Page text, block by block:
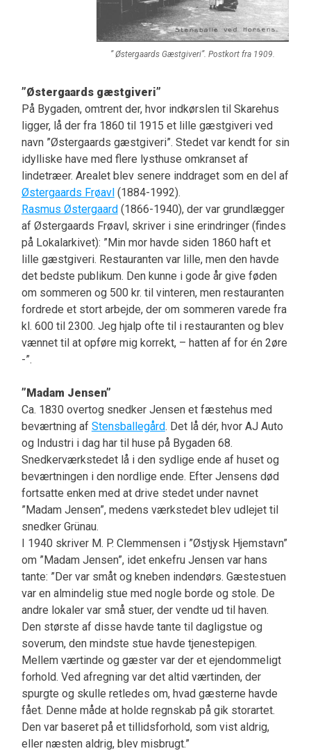
” Østergaards Gæstgiveri”. Postkort fra 1909.
”Østergaards gæstgiveri”
På Bygaden, omtrent der, hvor indkørslen til Skarehus
ligger, lå der fra 1860 til 1915 et lille gæstgiveri ved
navn ”Østergaards gæstgiveri”. Stedet var kendt for sin
idylliske have med flere lysthuse omkranset af
lindetræer. Arealet blev senere inddraget som en del af
Østergaards Frøavl(1884-1992).
Rasmus Østergaard(1866-1940), der var grundlægger
af Østergaards Frøavl, skriver i sine erindringer (findes
på Lokalarkivet): ”Min mor havde siden 1860 haft et
lille gæstgiveri. Restauranten var lille, men den havde
det bedste publikum. Den kunne i gode år give føden
om sommeren og 500 kr. til vinteren, men restauranten
fordrede et stort arbejde, der om sommeren varede fra
kl. 600 til 2300. Jeg hjalp ofte til i restauranten og blev
vænnet til at opføre mig korrekt, – hatten af for én 2øre
-”.
”Madam Jensen”
Ca. 1830 overtog snedker Jensen et fæstehus med
beværtning af Stensballegård. Det lå dér, hvor AJ Auto
og Industri i dag har til huse på Bygaden 68.
Snedkerværkstedet lå i den sydlige ende af huset og
beværtningen i den nordlige ende. Efter Jensens død
fortsatte enken med at drive stedet under navnet
”Madam Jensen”, medens værkstedet blev udlejet til
snedker Grünau.
I 1940 skriver M. P. Clemmensen i ”Østjysk Hjemstavn”
om ”Madam Jensen”, idet enkefru Jensen var hans
tante: ”Der var småt og kneben indendørs. Gæstestuen
var en almindelig stue med nogle borde og stole. De
andre lokaler var små stuer, der vendte ud til haven.
Den største af disse havde tante til dagligstue og
soverum, den mindste stue havde tjenestepigen.
Mellem værtinde og gæster var der et ejendommeligt
forhold. Ved afregning var det altid værtinden, der
spurgte og skulle retledes om, hvad gæsterne havde
fået. Denne måde at holde regnskab på gik storartet.
Den var baseret på et tillidsforhold, som vist aldrig,
eller næsten aldrig, blev misbrugt.”